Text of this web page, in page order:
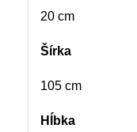
20 cm
Šírka
105 cm
Hĺbka